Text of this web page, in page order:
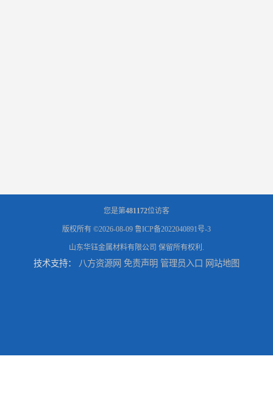
您是第481172位访客
版权所有 ©2026-08-09 鲁ICP备2022040891号-3
山东华钰金属材料有限公司 保留所有权利.
技术支持： 八方资源网 免责声明 管理员入口 网站地图